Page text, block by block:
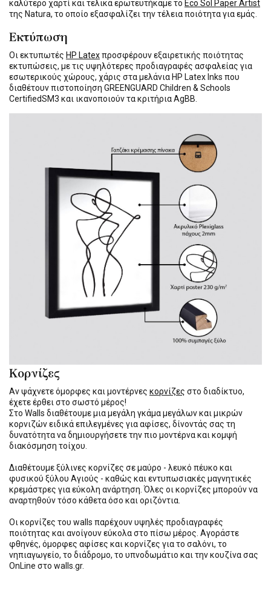
καλύτερο χαρτί και τελικά ερωτευτήκαμε το Eco Sol Paper Artist
της Natura, το οποίο εξασφαλίζει την τέλεια ποιότητα για εμάς.
Εκτύπωση
Οι εκτυπωτές HP Latexπροσφέρουν εξαιρετικής ποιότητας
εκτυπώσεις, με τις υψηλότερες προδιαγραφές ασφαλείας για
εσωτερικούς χώρους, χάρις στα μελάνια HP Latex Inks που
διαθέτουν πιστοποίηση GREENGUARD Children & Schools
CertifiedSM3 και ικανοποιούν τα κριτήρια AgBB.
Κορνίζες
Αν ψάχνετε όμορφες και μοντέρνες κορνίζες στο διαδίκτυο,
έχετε έρθει στο σωστό μέρος!
Στο Walls διαθέτουμε μια μεγάλη γκάμα μεγάλων και μικρών
κορνιζών ειδικά επιλεγμένες για αφίσες, δίνοντάς σας τη
δυνατότητα να δημιουργήσετε την πιο μοντέρνα και κομψή
διακόσμηση τοίχου.
Διαθέτουμε ξύλινες κορνίζες σε μαύρο - λευκό πέυκο και
φυσικού ξύλου Αγιούς - καθώς και εντυπωσιακές μαγνητικές
κρεμάστρες για εύκολη ανάρτηση. Όλες οι κορνίζες μπορούν να
αναρτηθούν τόσο κάθετα όσο και οριζόντια.
Οι κορνίζες του walls παρέχουν υψηλές προδιαγραφές
ποιότητας και ανοίγουν εύκολα στο πίσω μέρος. Αγοράστε
φθηνές, όμορφες αφίσες και κορνίζες για το σαλόνι, το
νηπιαγωγείο, το διάδρομο, το υπνοδωμάτιο και την κουζίνα σας
OnLine στο walls.gr.